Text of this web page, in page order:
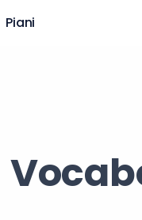
Piani